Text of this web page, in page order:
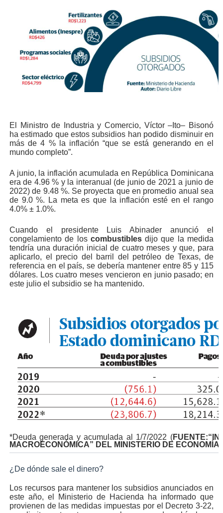
El Ministro de Industria y Comercio, Víctor –Ito– Bisonó
ha estimado que estos subsidios han podido disminuir en
más de 4 % la inflación “que se está generando en el
mundo completo”.
A junio, la inflación acumulada en República Dominicana
era de 4.96 % y la interanual (de junio de 2021 a junio de
2022) de 9.48 %. Se proyecta que en promedio anual sea
de 9.0 %. La meta es que la inflación esté en el rango
4.0% ± 1.0%.
Cuando el presidente Luis Abinader anunció el
congelamiento de los combustiblesdijo que la medida
tendría una duración inicial de cuatro meses y que, para
aplicarlo, el precio del barril del petróleo de Texas, de
referencia en el país, se debería mantener entre 85 y 115
dólares. Los cuatro meses vencieron en junio pasado; en
este julio el subsidio se ha mantenido.
*Deuda generada y acumulada al 1/7/2022 (
MACROECONÓMICA” DEL MINISTERIO DE ECONOMÍA
¿De dónde sale el dinero?
Los recursos para mantener los subsidios anunciados en
este año, el Ministerio de Hacienda ha informado que
provienen de las medidas impuestas por el Decreto 3-22,